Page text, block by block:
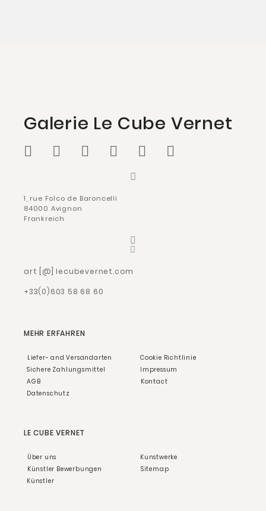
Galerie Le Cube Vernet
1, rue Folco de Baroncelli
84000 Avignon
Frankreich
art [@] lecubevernet.com
+33(0)603 58 68 60
MEHR ERFAHREN
Liefer- and Versandarten
Sichere Zahlungsmittel
AGB
Datenschutz
Cookie Richtlinie
Impressum
Kontact
LE CUBE VERNET
Über uns
Künstler Bewerbungen
Künstler
Kunstwerke
Sitemap